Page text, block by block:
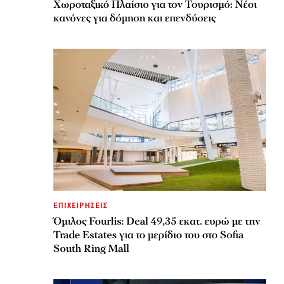
Χωροταξικό Πλαίσιο για τον Τουρισμό: Νέοι
κανόνες για δόμηση και επενδύσεις
ΕΠΙΧΕΙΡΗΣΕΙΣ
Όμιλος Fourlis: Deal 49,35 εκατ. ευρώ με την
Trade Estates για το μερίδιο του στο Sofia
South Ring Mall